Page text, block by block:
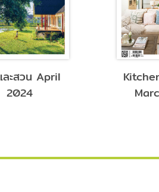
ละสวน April
2024